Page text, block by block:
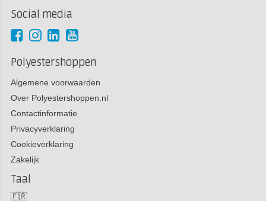
Social media
Polyestershoppen
Algemene voorwaarden
Over Polyestershoppen.nl
Contactinformatie
Privacyverklaring
Cookieverklaring
Zakelijk
Taal
🇫🇷